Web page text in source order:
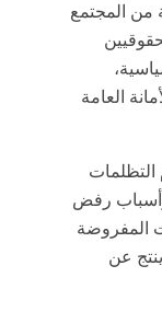
المجتمع
العامة
التظلمات
وأسباب رفض
المفروضة
عن